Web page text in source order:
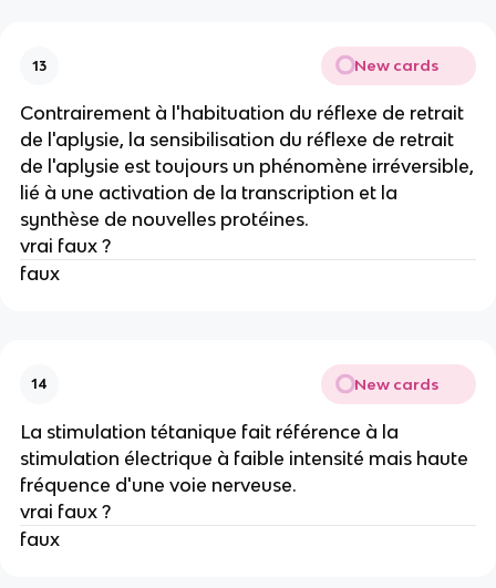
13 New cards
Contrairement à l'habituation du réflexe de retrait
de l'aplysie, la sensibilisation du réflexe de retrait
de l'aplysie est toujours un phénomène irréversible,
lié à une activation de la transcription et la
synthèse de nouvelles protéines.
vrai faux ?
faux
14 New cards
La stimulation tétanique fait référence à la
stimulation électrique à faible intensité mais haute
fréquence d'une voie nerveuse.
vrai faux ?
faux